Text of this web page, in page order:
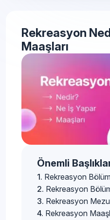
Rekreasyon
Maaşları
Önemli
Rekreasyon
Rekreasyon
Rekreasyon
Rekreasyon